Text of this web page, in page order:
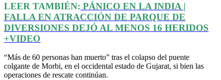
LEER TAMBIÉN: PÁNICO EN LA INDIA |
FALLA EN ATRACCIÓN DE PARQUE DE
DIVERSIONES DEJÓ AL MENOS 16 HERIDOS
+VIDEO
“Más de 60 personas han muerto” tras el colapso del puente
colgante de Morbi, en el occidental estado de Gujarat, si bien las
operaciones de rescate continúan.